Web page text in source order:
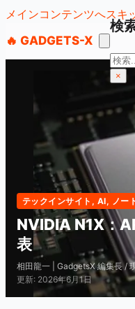
メインコンテンツへスキ
🔥 GADGETS-X
検
検
索×
テックインサイト , AI, ノー
NVIDIA N1X：
表
相田龍一 | GadgetsX 編集長 /
更新: 2026年6月1日